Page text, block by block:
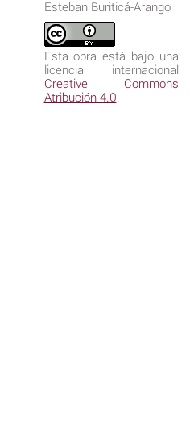
Esteban Buriticá-Arango
Esta obra está bajo una
licencia internacional
Creative Commons
Atribución 4.0.